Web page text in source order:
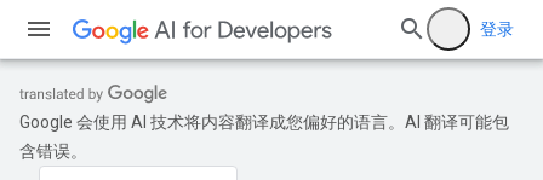
登录
Google 会使用 AI 技术将内容翻译成您偏好的语言。AI 翻译可能包
含错误。